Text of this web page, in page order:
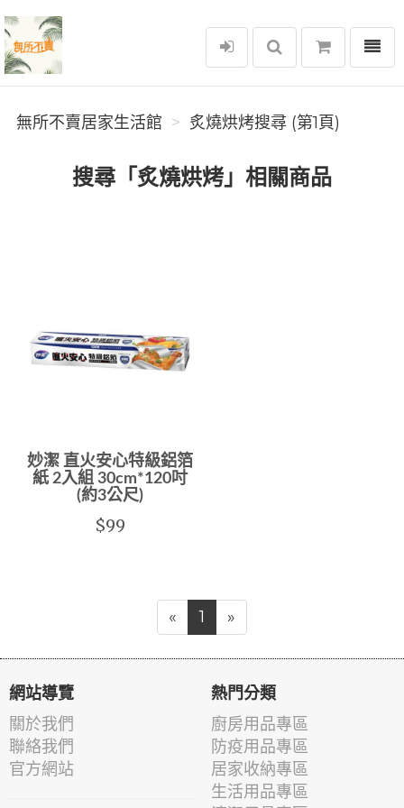
無所不賣居家生活館
選單
無所不賣居家生活館 炙燒烘烤搜尋 (第1頁)
搜尋「炙燒烘烤」相關商品
妙潔 直火安心特級鋁箔
紙 2入組 30cm*120吋
(約3公尺)
$99
« 1 »
網站導覽
關於我們
聯絡我們
官方網站
熱門分類
廚房用品專區
防疫用品專區
居家收納專區
生活用品專區